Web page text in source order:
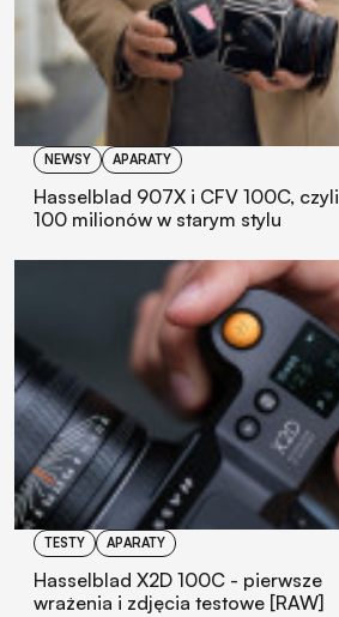
NEWSY APARATY
Hasselblad 907X i CFV 100C, czyli
100 milionów w starym stylu
TESTY APARATY
Hasselblad X2D 100C - pierwsze
wrażenia i zdjęcia testowe [RAW]